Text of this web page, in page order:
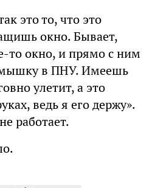
это то, что это
окно. Бывает,
то окно, и прямо с ним
мышку в ПНУ. Имеешь
улетит, а это
ведь я его держу».
работает.